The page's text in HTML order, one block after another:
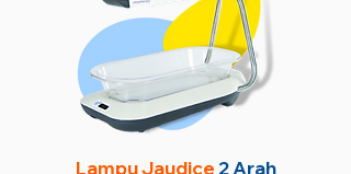
Lampu Jaudice 2 Arah